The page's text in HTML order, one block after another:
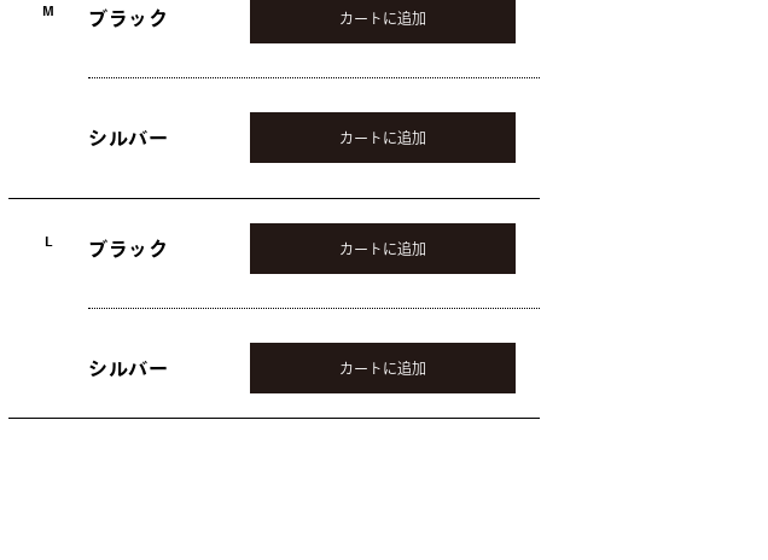
M ブラック カートに追加
シルバー カートに追加
L ブラック カートに追加
シルバー カートに追加